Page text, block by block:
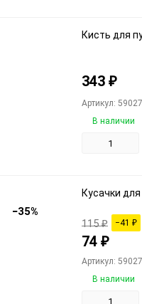
Кисть для
343 ₽
Артикул:
В наличии
−35%
Кусачки
115₽ −41 ₽
74 ₽
Артикул:
В наличии